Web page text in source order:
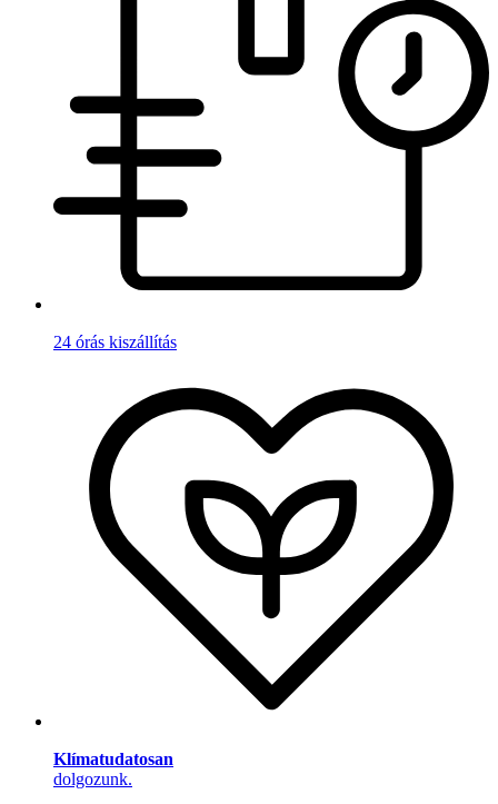
24 órás kiszállítás
Klímatudatosan
dolgozunk.